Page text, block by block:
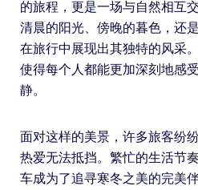
的旅程，更是一场与自然相互
清晨的阳光、傍晚的暮色，还
在旅行中展现出其独特的风采
使得每个人都能更加深刻地感
静。
面对这样的美景，许多旅客纷
热爱无法抵挡。繁忙的生活节
车成为了追寻寒冬之美的完美